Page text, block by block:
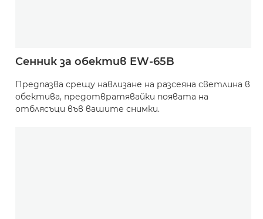
Сенник за обектив EW-65B
Предпазва срещу навлизане на разсеяна светлина в
обектива, предотвратявайки появата на
отблясъци във вашите снимки.